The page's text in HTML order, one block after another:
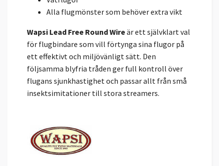
Alla flugmönster som behöver extra vikt
Wapsi Lead Free Round Wireär ett självklart val
för flugbindare som vill förtynga sina flugor på
ett effektivt och miljövänligt sätt. Den
följsamma blyfria tråden ger full kontroll över
flugans sjunkhastighet och passar allt från små
insektsimitationer till stora streamers.